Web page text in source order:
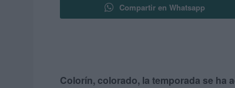
Compartir en Whatsapp
Colorín, colorado, la temporada se ha